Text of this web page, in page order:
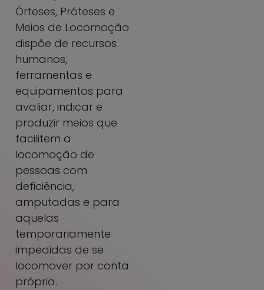
Órteses, Próteses e
Meios de Locomoção
dispõe de recursos
humanos,
ferramentas e
equipamentos para
avaliar, indicar e
produzir meios que
facilitem a
locomoção de
pessoas com
deficiência,
amputadas e para
aquelas
temporariamente
impedidas de se
locomover por conta
própria.